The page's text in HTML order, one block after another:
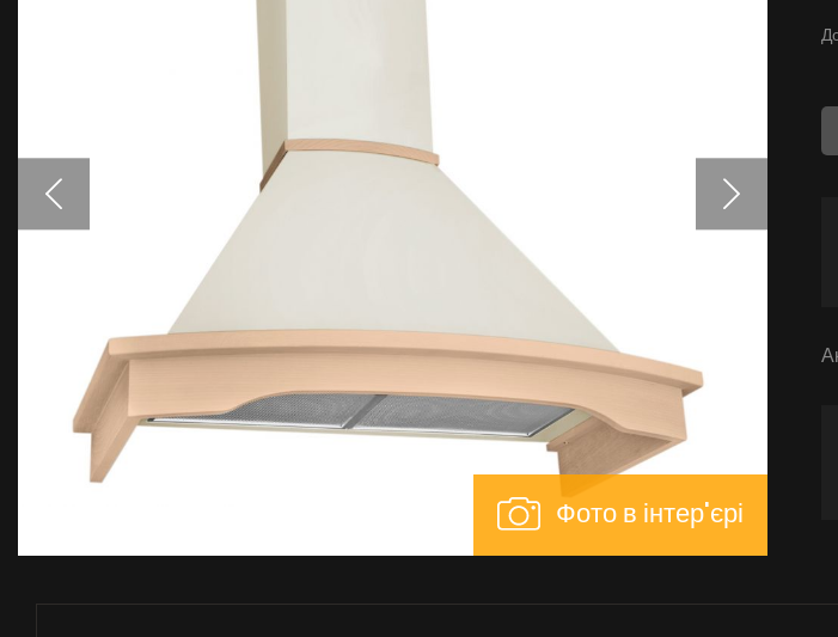
Фото в інтер'єрі